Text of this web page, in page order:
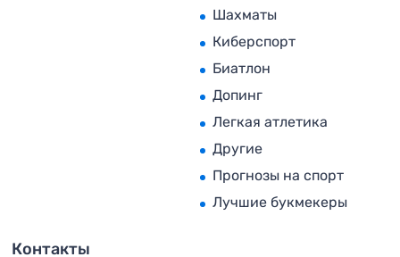
Шахматы
Киберспорт
Биатлон
Допинг
Легкая атлетика
Другие
Прогнозы на спорт
Лучшие букмекеры
Контакты